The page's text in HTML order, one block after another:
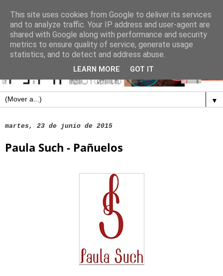
▼
martes, 23 de junio de 2015
Paula Such - Pañuelos
This site uses cookies from Google to deliver its services
and to analyze traffic. Your IP address and user-agent are
shared with Google along with performance and security
metrics to ensure quality of service, generate usage
statistics, and to detect and address abuse.
LEARN MORE GOT IT